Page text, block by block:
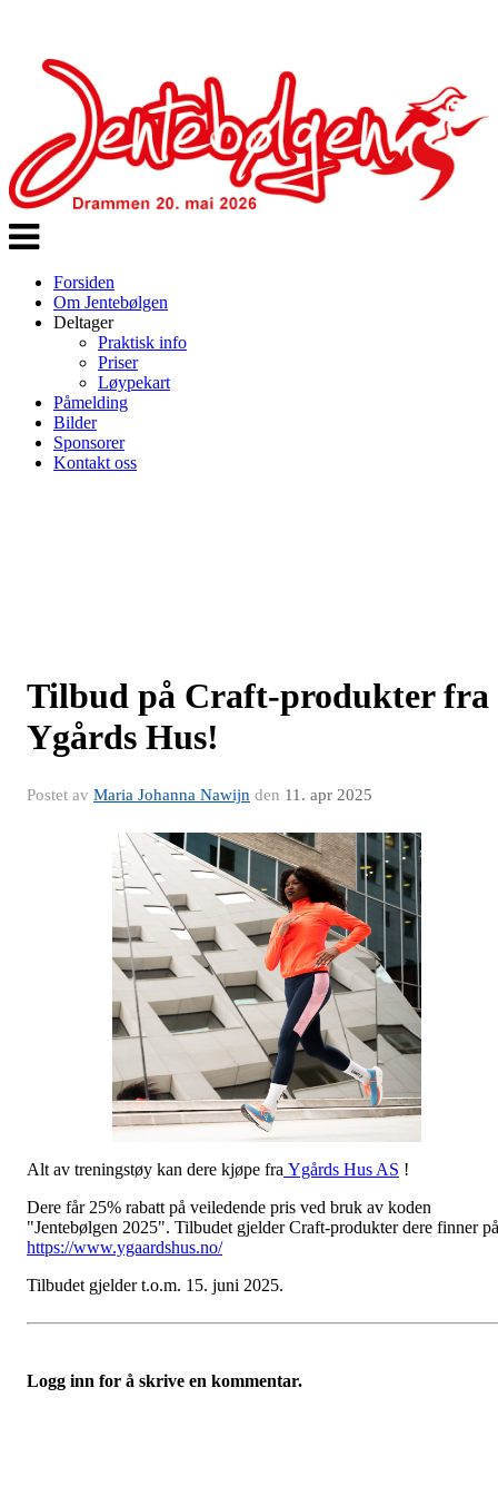
Veksle
navigasjon
Forsiden
Om Jentebølgen
Deltager
Praktisk info
Priser
Løypekart
Påmelding
Bilder
Sponsorer
Kontakt oss
Tilbud på Craft-produkter fra
Ygårds Hus!
Postet av Maria Johanna Nawijn den 11. apr 2025
Alt av treningstøy kan dere kjøpe fra Ygårds Hus AS !
Dere får 25% rabatt på veiledende pris ved bruk av koden
"Jentebølgen 2025". Tilbudet gjelder Craft-produkter dere finner på
https://www.ygaardshus.no/
Tilbudet gjelder t.o.m. 15. juni 2025.
Logg inn for å skrive en kommentar.